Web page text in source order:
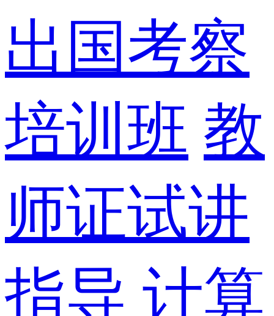
出国考察
培训班 教
师证试讲
指导 计算